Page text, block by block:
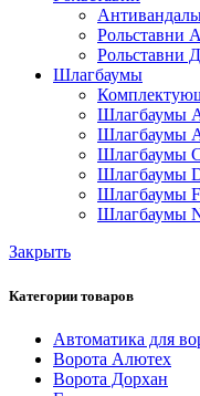
Рольставни
Рольставни
Шлагбаумы
Шлагбаумы
Шлагбаумы
Шлагбаумы
Шлагбаумы
Шлагбаумы
Шлагбаумы
Закрыть
Категории товаров
Автоматика для
Ворота Алютех
Ворота Дорхан